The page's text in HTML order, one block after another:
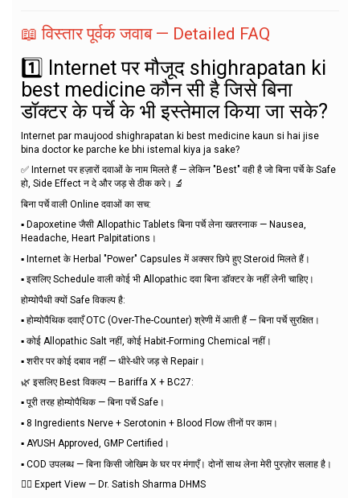
📖 विस्तार पूर्वक जवाब — Detailed FAQ
1️⃣ Internet पर मौजूद shighrapatan ki
best medicine कौन सी है जिसे बिना
डॉक्टर के पर्चे के भी इस्तेमाल किया जा सके?
Internet par maujood shighrapatan ki best medicine kaun si hai jise
bina doctor ke parche ke bhi istemal kiya ja sake?
✅ Internet पर हज़ारों दवाओं के नाम मिलते हैं — लेकिन "Best" वही है जो बिना पर्चे के Safe
हो, Side Effect न दे और जड़ से ठीक करे। 🔬
बिना पर्चे वाली Online दवाओं का सच:
▪️ Dapoxetine जैसी Allopathic Tablets बिना पर्चे लेना खतरनाक — Nausea,
Headache, Heart Palpitations।
▪️ Internet के Herbal "Power" Capsules में अक्सर छिपे हुए Steroid मिलते हैं।
▪️ इसलिए Schedule वाली कोई भी Allopathic दवा बिना डॉक्टर के नहीं लेनी चाहिए।
होम्योपैथी क्यों Safe विकल्प है:
▪️ होम्योपैथिक दवाएँ OTC (Over-The-Counter) श्रेणी में आती हैं — बिना पर्चे सुरक्षित।
▪️ कोई Allopathic Salt नहीं, कोई Habit-Forming Chemical नहीं।
▪️ शरीर पर कोई दबाव नहीं — धीरे-धीरे जड़ से Repair।
🌿 इसलिए Best विकल्प — Bariffa X + BC27:
▪️ पूरी तरह होम्योपैथिक — बिना पर्चे Safe।
▪️ 8 Ingredients Nerve + Serotonin + Blood Flow तीनों पर काम।
▪️ AYUSH Approved, GMP Certified।
▪️ COD उपलब्ध — बिना किसी जोखिम के घर पर मंगाएँ। दोनों साथ लेना मेरी पुरज़ोर सलाह है।
👨‍⚕️ Expert View — Dr. Satish Sharma DHMS